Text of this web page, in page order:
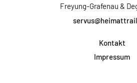
Freyung-Grafenau &
Kontakt
Impressum